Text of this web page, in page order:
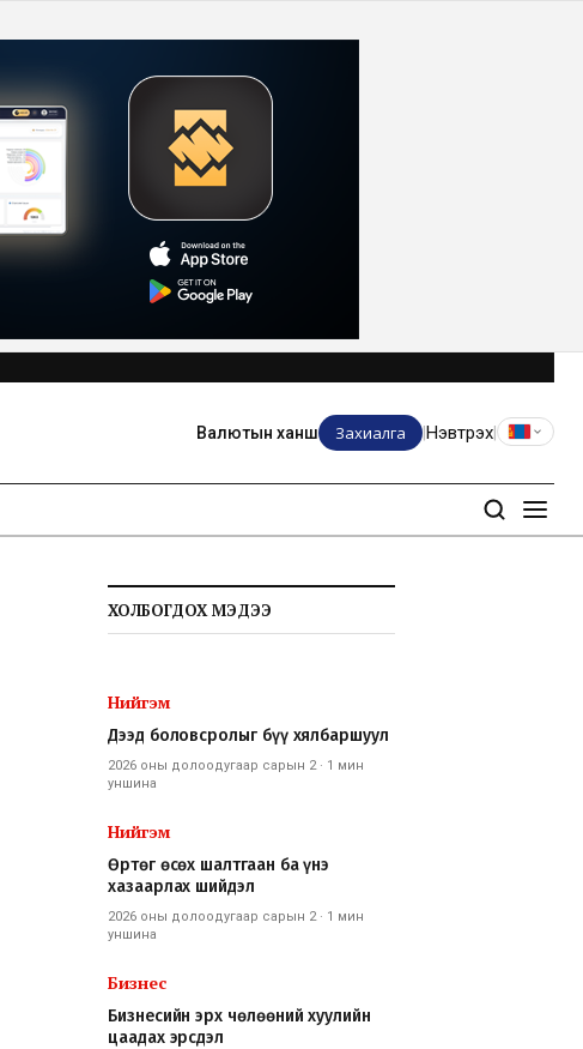
Валютын ханш Захиалга Нэвтрэх
ХОЛБОГДОХ МЭДЭЭ
Нийгэм
Дээд боловсролыг бүү хялбаршуул
2026 оны долоодугаар сарын 2· 1 мин
уншина
Нийгэм
Өртөг өсөх шалтгаан ба үнэ
хазаарлах шийдэл
2026 оны долоодугаар сарын 2· 1 мин
уншина
Бизнес
Бизнесийн эрх чөлөөний хуулийн
цаадах эрсдэл